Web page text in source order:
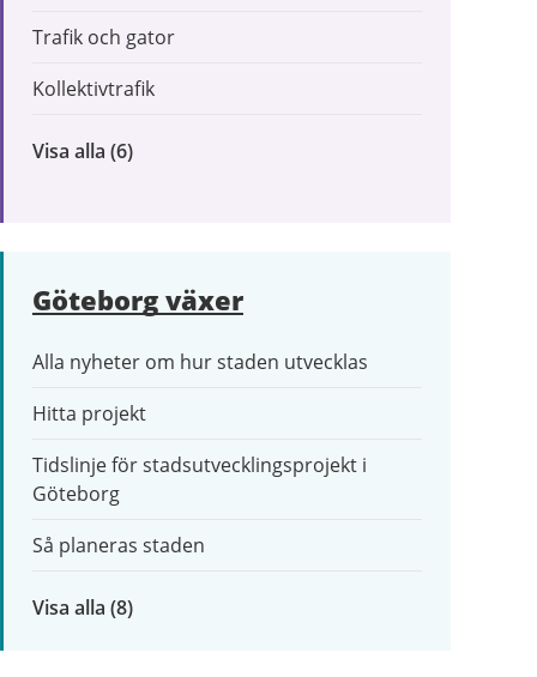
Trafik och gator
Kollektivtrafik
Visa alla inom
(6)
Göteborg växer
Alla nyheter om hur staden utvecklas
Hitta projekt
Tidslinje för stadsutvecklingsprojekt i
Göteborg
Så planeras staden
Visa alla inom
(8)